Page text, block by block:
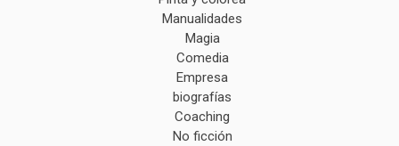
Manualidades
Magia
Comedia
Empresa
biografías
Coaching
No ficción